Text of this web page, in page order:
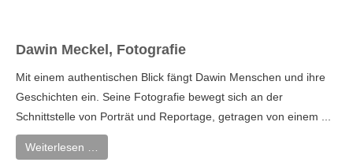
Dawin Meckel, Fotografie
Mit einem authentischen Blick fängt Dawin Menschen und ihre
Geschichten ein. Seine Fotografie bewegt sich an der
Schnittstelle von Porträt und Reportage, getragen von einem ...
Weiterlesen …